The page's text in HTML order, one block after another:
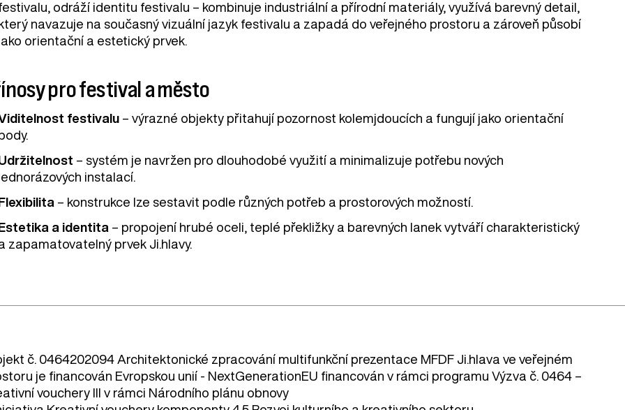
odráží identitu festivalu – kombinuje industriální a přírodní materiály, využívá barevný detail,
navazuje na současný vizuální jazyk festivalu a zapadá do veřejného prostoru a zároveň působí
orientační a estetický prvek.
pro festival a město
festivalu – výrazné objekty přitahují pozornost kolemjdoucích a fungují jako orientační
– systém je navržen pro dlouhodobé využití a minimalizuje potřebu nových
instalací.
– konstrukce lze sestavit podle různých potřeb a prostorových možností.
a identita – propojení hrubé oceli, teplé překližky a barevných lanek vytváří charakteristický
zapamatovatelný prvek Ji.hlavy.
č. 0464202094 Architektonické zpracování multifunkční prezentace MFDF Ji.hlava ve veřejném
je financován Evropskou unií - NextGenerationEU financován v rámci programu Výzva č. 0464 –
vouchery III v rámci Národního plánu obnovy